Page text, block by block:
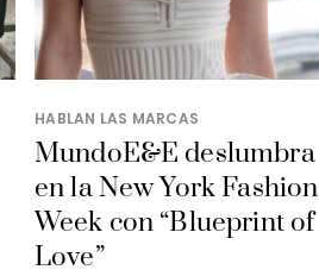
HABLAN LAS MARCAS
MundoE&E deslumbra
en la New York Fashion
Week con “Blueprint of
Love”